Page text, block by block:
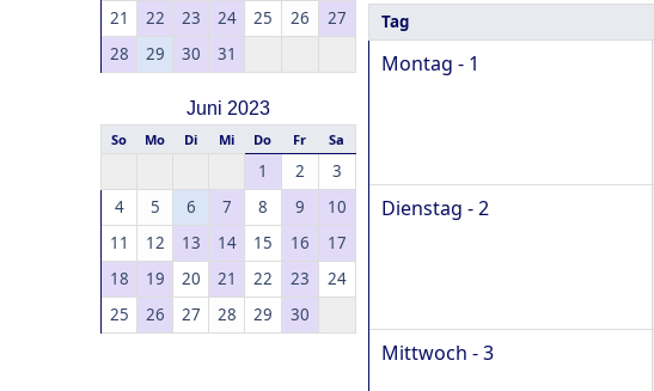
21
22 23 24 25 26
27
28
29 30 31
Juni 2023
So Mo Di Mi Do Fr Sa
1 2
3
4
5 6 7 8 9
10
11
12 13 14 15 16
17
18
19 20 21 22 23
24
25
26 27 28 29 30
Tag
Montag - 1
Dienstag - 2
Mittwoch - 3